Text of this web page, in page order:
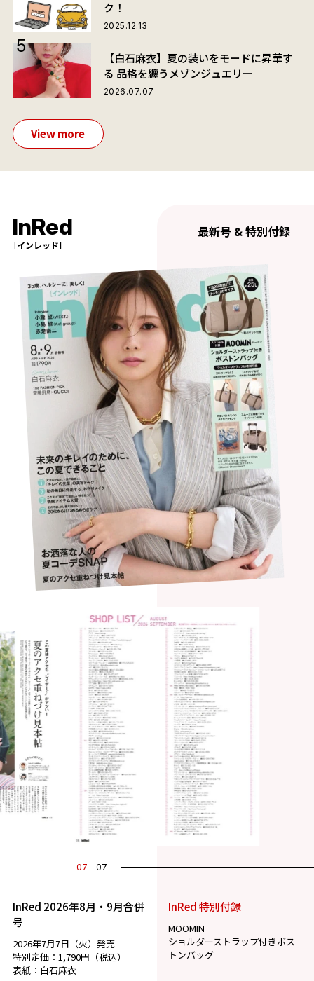
ク！
2025.12.13
【白石麻衣】夏の装いをモードに昇華す
る 品格を纏うメゾンジュエリー
2026.07.07
View more
InRed
［インレッド］
最新号 & 特別付録
07 07
InRed 2026年8月・9月合併
号
2026年7月7日（火）発売
特別定価：1,790円（税込）
表紙：白石麻衣
InRed 特別付録
MOOMIN
ショルダーストラップ付きボス
トンバッグ